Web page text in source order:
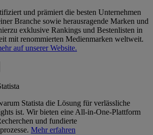
und prämiert die besten Unternehmen
Branche sowie herausragende Marken und
exklusive Rankings und Bestenlisten in
mit renommierten Medienmarken weltweit.
auf unserer Website.
Statista die Lösung für verlässliche
ist. Wir bieten eine All-in-One-Plattform
und fundierte
Mehr erfahren